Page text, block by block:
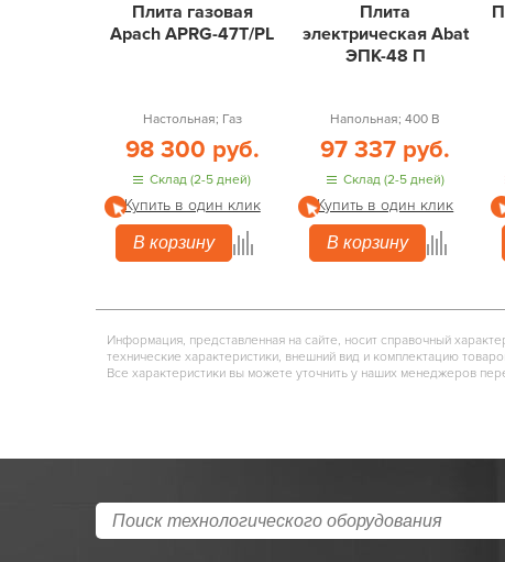
Плита газовая
Apach APRG-47T/PL
Настольная; Газ
98 300 руб.
Склад (2-5 дней)
Купить в один клик
В корзину
Плита
электрическая Abat
ЭПК-48 П
Напольная; 400 В
97 337 руб.
Склад (2-5 дней)
Купить в один клик
В корзину
Информация, представленная на сайте, носит справочный
технические характеристики, внешний вид и комплектацию
Все характеристики вы можете уточнить у наших менеджеров